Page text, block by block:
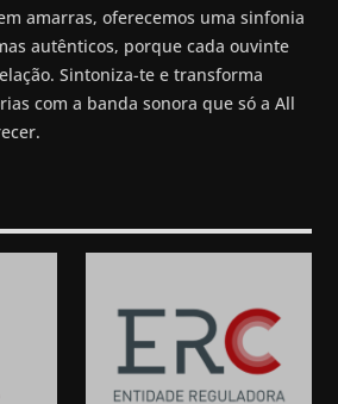
amarras, oferecemos uma sinfonia
autênticos, porque cada ouvinte
Sintoniza-te e transforma
com a banda sonora que só a All